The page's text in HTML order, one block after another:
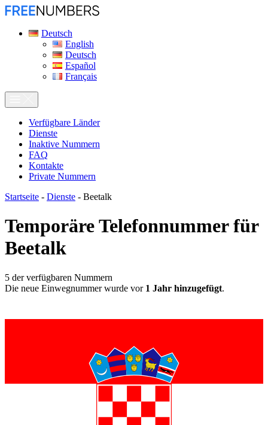
Deutsch
English
Deutsch
Español
Français
Verfügbare Länder
Dienste
Inaktive Nummern
FAQ
Kontakte
Private Nummern
Startseite - Dienste - Beetalk
Temporäre Telefonnummer für
Beetalk
5 der verfügbaren Nummern
Die neue Einwegnummer wurde vor 1 Jahr hinzugefügt.